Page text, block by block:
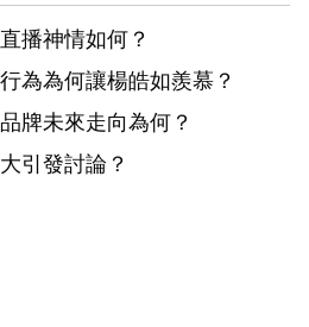
播神情如何？
為為何讓楊皓如羨慕？
牌未來走向為何？
引發討論？